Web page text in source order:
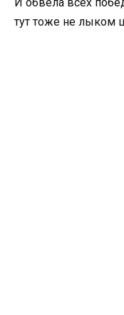
тут тоже не лыком